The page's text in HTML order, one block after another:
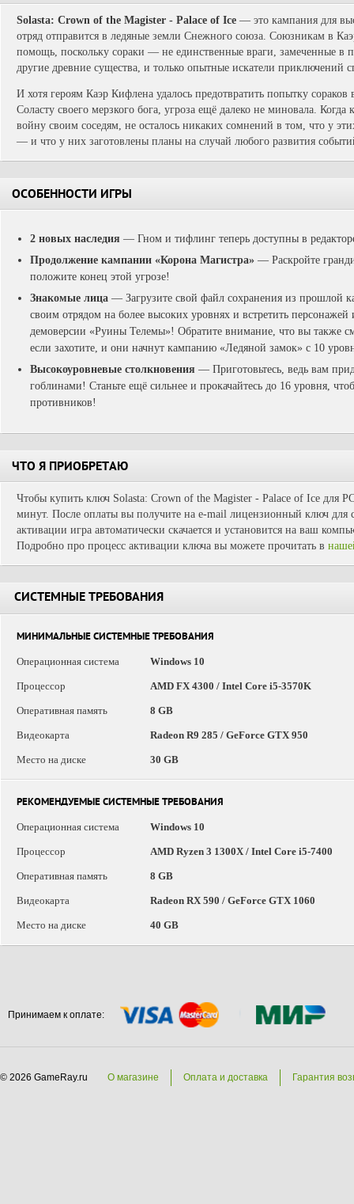
Solasta: Crown of the Magister - Palace of Ice — это кампания для
отряд отправится в ледяные земли Снежного союза. Союзникам в
помощь, поскольку сораки — не единственные враги, замеченные в
другие древние существа, и только опытные искатели приключений
И хотя героям Каэр Кифлена удалось предотвратить попытку
Соласту своего мерзкого бога, угроза ещё далеко не миновала.
войну своим соседям, не осталось никаких сомнений в том, что у
— и что у них заготовлены планы на случай любого развития
ОСОБЕННОСТИ ИГРЫ
2 новых наследия — Гном и тифлинг теперь доступны в
Продолжение кампании «Корона Магистра» — Раскройте
положите конец этой угрозе!
Знакомые лица — Загрузите свой файл сохранения из прошлой
своим отрядом на более высоких уровнях и встретить
демоверсии «Руины Телемы»! Обратите внимание, что вы также
если захотите, и они начнут кампанию «Ледяной замок» с 10
Высокоуровневые столкновения — Приготовьтесь, ведь вам
гоблинами! Станьте ещё сильнее и прокачайтесь до 16 уровня,
противников!
ЧТО Я ПРИОБРЕТАЮ
Чтобы купить ключ Solasta: Crown of the Magister - Palace of Ice для
минут. После оплаты вы получите на e-mail лицензионный ключ для
активации игра автоматически скачается и установится на ваш
Подробно про процесс активации ключа вы можете прочитать в
СИСТЕМНЫЕ ТРЕБОВАНИЯ
МИНИМАЛЬНЫЕ СИСТЕМНЫЕ ТРЕБОВАНИЯ
Операционная система
Windows 10
Процессор AMD FX 4300 / Intel Core i5-3570K
Оперативная память 8 GB
Видеокарта Radeon R9 285 / GeForce GTX 950
Место на диске 30 GB
РЕКОМЕНДУЕМЫЕ СИСТЕМНЫЕ ТРЕБОВАНИЯ
Операционная система
Windows 10
Процессор AMD Ryzen 3 1300X / Intel Core i5-7400
Оперативная память 8 GB
Видеокарта Radeon RX 590 / GeForce GTX 1060
Место на диске 40 GB
Принимаем к оплате:
© 2026 GameRay.ru О магазине Оплата и доставка Гарантия